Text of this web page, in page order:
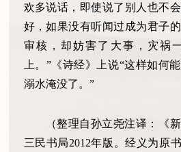
欢多说话，即使说了别人也不
好，如果没有听闻过成为君子
审核，却妨害了大事，灾祸
上。”《诗经》上说“这样如何
溺水淹没了。”
（整理自孙立尧注译：《
三民书局2012年版。经义为原